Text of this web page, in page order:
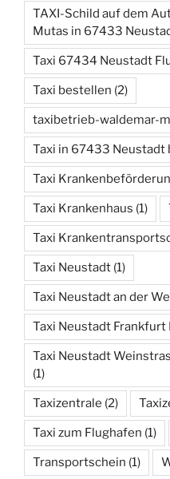
TAXI-Schild auf dem
Mutas in 67433
Taxi 67434 Neustadt
Taxi bestellen (2)
taxibetrieb-waldemar-
Taxi in 67433 Neustadt
Taxi
Taxi Krankenhaus (1)
Taxi
Taxi Neustadt (1)
Taxi Neustadt an der
Taxi Neustadt Frankfurt
Taxi Neustadt
(1)
Taxizentrale (2)
Taxi zum Flughafen (1)
Transportschein (1)